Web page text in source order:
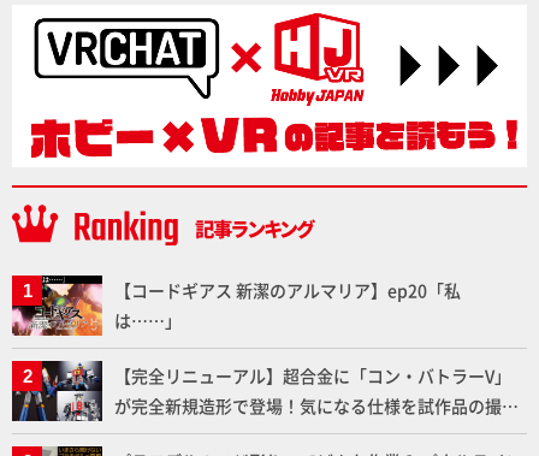
【コードギアス 新潔のアルマリア】ep20「私
は……」
【完全リニューアル】超合金に「コン・バトラーV」
が完全新規造形で登場！気になる仕様を試作品の撮り
下ろしでご紹介!!さらに「大鉄人17」＆「ワンエイ